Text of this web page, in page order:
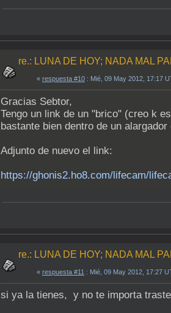
re.: LUNA DE HOY; NADA MAL
« respuesta #10 : Mié, 09 May 2012, 17:17
Gracias Sebtor,
Tengo un link de un "brico" (creo k
bastante bien dentro de un alargador
Adjunto de nuevo el link:
https://ghonis2.ho8.com/lifecam/
re.: LUNA DE HOY; NADA MAL
« respuesta #11 : Mié, 09 May 2012, 17:27
si ya la tienes, y no te importa